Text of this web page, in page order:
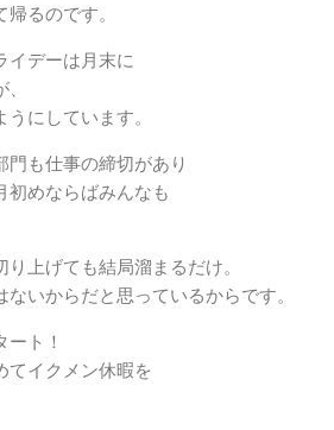
るのです。
イデーは月末に
にしています。
門も仕事の締切があり
初めならばみんなも
上げても結局溜まるだけ。
いからだと思っているからです。
ート！
てイクメン休暇を